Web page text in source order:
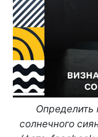
Определить
солнечного